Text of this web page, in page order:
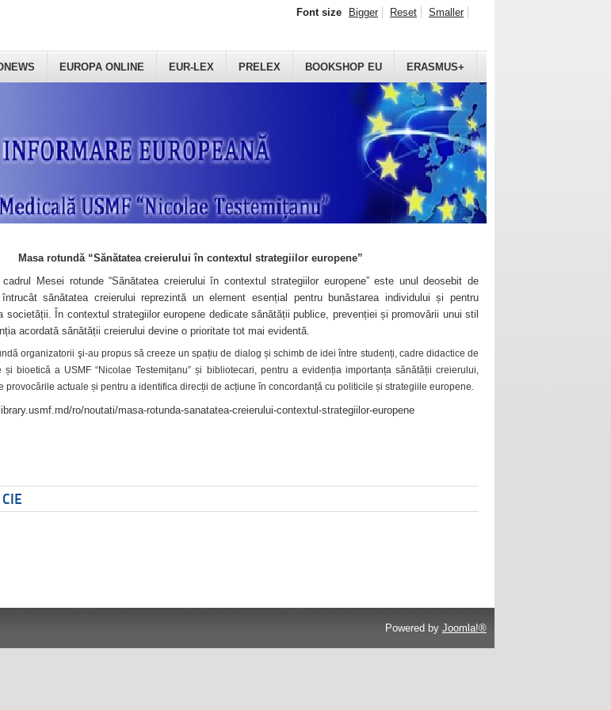
EUROPA ONLINE EUR-LEX PRELEX BOOKSHOP EU ERASMUS+
Font size Bigger Reset Smaller
Masa rotundă “Sănătatea creierului în contextul strategiilor europene”
Mesei rotunde “Sănătatea creierului în contextul strategiilor europene” este unul deosebit de
sănătatea creierului reprezintă un element esențial pentru bunăstarea individului și pentru
societății. În contextul strategiilor europene dedicate sănătății publice, prevenției și promovării unui stil
acordată sănătății creierului devine o prioritate tot mai evidentă.
organizatorii şi-au propus să creeze un spațiu de dialog și schimb de idei între studenți, cadre didactice de
și bioetică a USMF “Nicolae Testemițanu” și bibliotecari, pentru a evidenția importanța sănătății creierului,
provocările actuale și pentru a identifica direcții de acțiune în concordanță cu politicile și strategiile europene.
ro/noutati/masa-rotunda-sanatatea-creierului-contextul-strategiilor-europene
Powered by Joomla!®